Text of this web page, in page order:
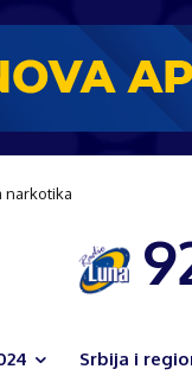
narkotika
Srbija i